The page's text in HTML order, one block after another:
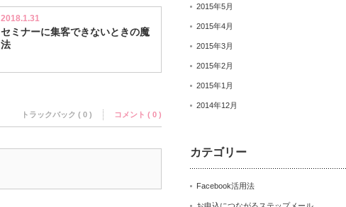
2018.1.31
セミナーに集客できないときの魔
法
トラックバック ( 0 ) コメント ( 0 )
2015年5月
2015年4月
2015年3月
2015年2月
2015年1月
2014年12月
カテゴリー
Facebook活用法